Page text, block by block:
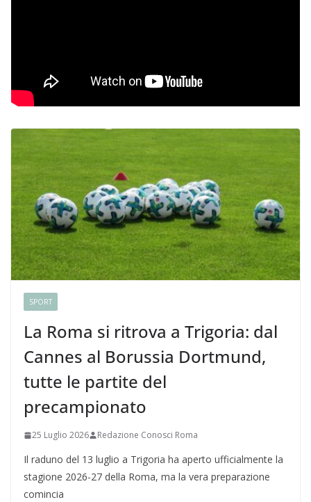
SPORT
La Roma si ritrova a Trigoria: dal
Cannes al Borussia Dortmund,
tutte le partite del
precampionato
25 Luglio 2026 Redazione Conosci Roma
Il raduno del 13 luglio a Trigoria ha aperto ufficialmente la
stagione 2026-27 della Roma, ma la vera preparazione
comincia